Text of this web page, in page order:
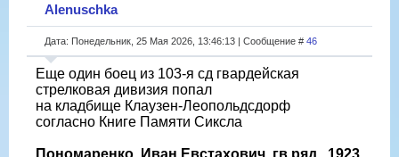
Alenuschka
Дата: Понедельник, 25 Мая 2026, 13:46:13 | Сообщение # 46
Еще один боец из 103-я сд гвардейская
стрелковая дивизия попал
на кладбище Клаузен-Леопольдсдорф
согласно Книге Памяти Сиксла
Пономаренко, Иван Евстахович, гв.ряд., 1923,